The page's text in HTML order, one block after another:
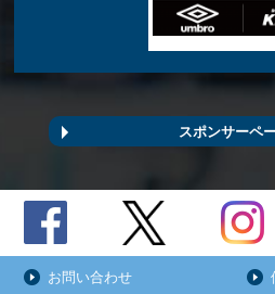
スポンサーペ
お問い合わせ